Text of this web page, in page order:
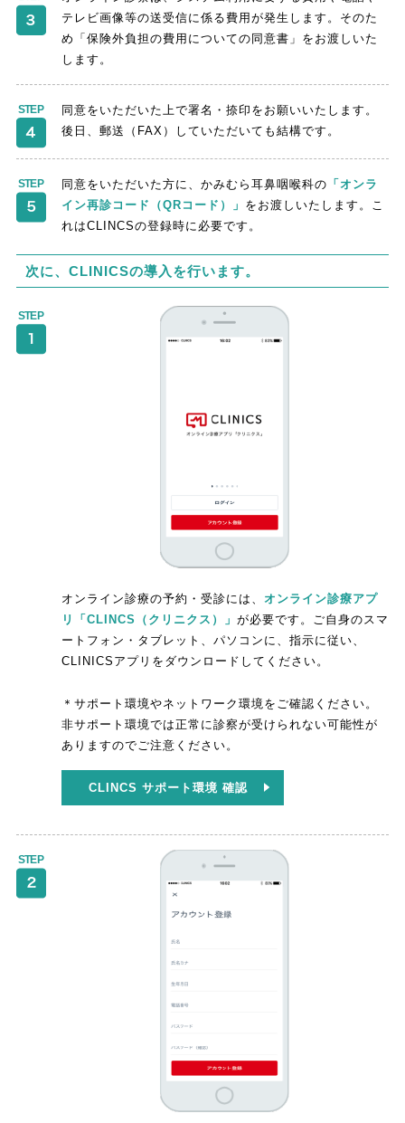
テレビ画像等の送受信に係る費用が発生します。そのた
め「保険外負担の費用についての同意書」をお渡しいた
します。
同意をいただいた上で署名・捺印をお願いいたします。
後日、郵送（FAX）していただいても結構です。
同意をいただいた方に、かみむら耳鼻咽喉科の 「オンラ
イン再診コード（QRコード）」 をお渡しいたします。こ
れはCLINCSの登録時に必要です。
次に、CLINICSの導入を行います。
オンライン診療の予約・受診には、 オンライン診療アプ
リ「CLINCS（クリニクス）」 が必要です。ご自身のスマ
ートフォン・タブレット、パソコンに、指示に従い、
CLINICSアプリをダウンロードしてください。
＊サポート環境やネットワーク環境をご確認ください。
非サポート環境では正常に診察が受けられない可能性が
ありますのでご注意ください。
CLINCS サポート環境 確認